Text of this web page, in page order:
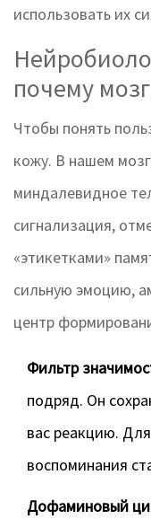
использовать их
почему
Чтобы понять
кожу. В нашем
миндалевидное
сигнализация,
«этикетками»
сильную эмоцию,
центр
Фильтр
подряд. Он
вас реакцию.
воспоминания
Дофаминовый